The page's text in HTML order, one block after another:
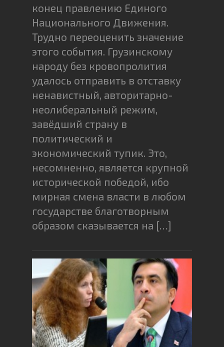
конец правлению Единого
Национального Движения.
Трудно переоценить значение
этого события. Грузинскому
народу без кровопролития
удалось отправить в отставку
ненавистный, авторитарно-
неолиберальный режим,
завёдший страну в
политический и
экономический тупик. Это,
несомненно, является крупной
исторической победой, ибо
мирная смена власти в любом
государстве благотворным
образом сказывается на […]